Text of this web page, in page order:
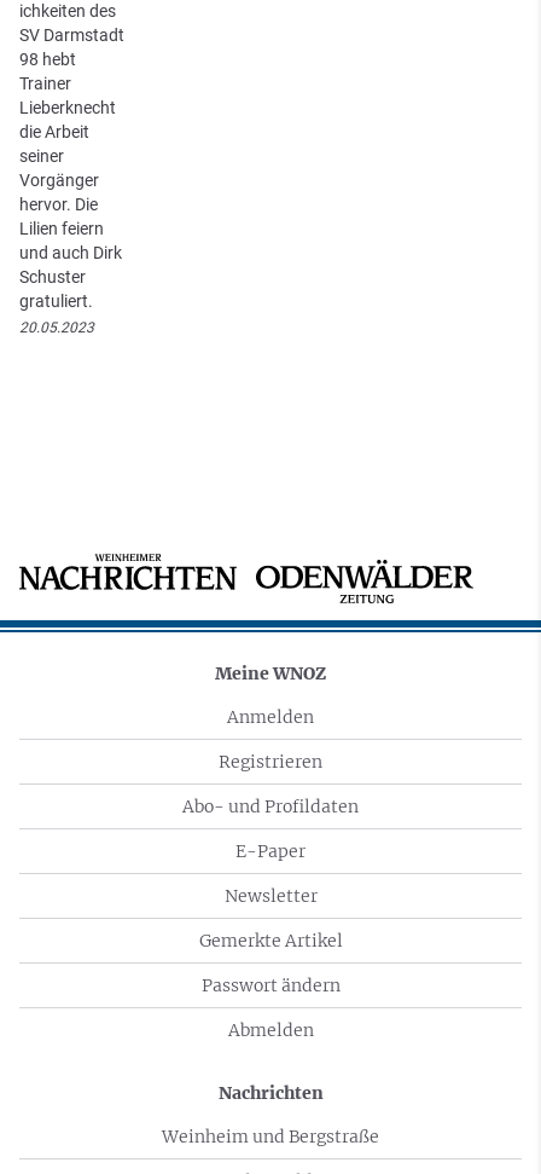
ichkeiten des
SV Darmstadt
98 hebt
Trainer
Lieberknecht
die Arbeit
seiner
Vorgänger
hervor. Die
Lilien feiern
und auch Dirk
Schuster
gratuliert.
20.05.2023
Meine WNOZ
Anmelden
Registrieren
Abo- und Profildaten
E-Paper
Newsletter
Gemerkte Artikel
Passwort ändern
Abmelden
Nachrichten
Weinheim und Bergstraße